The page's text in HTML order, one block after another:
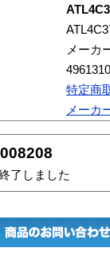
メーカ
特定商
メーカ
了しました